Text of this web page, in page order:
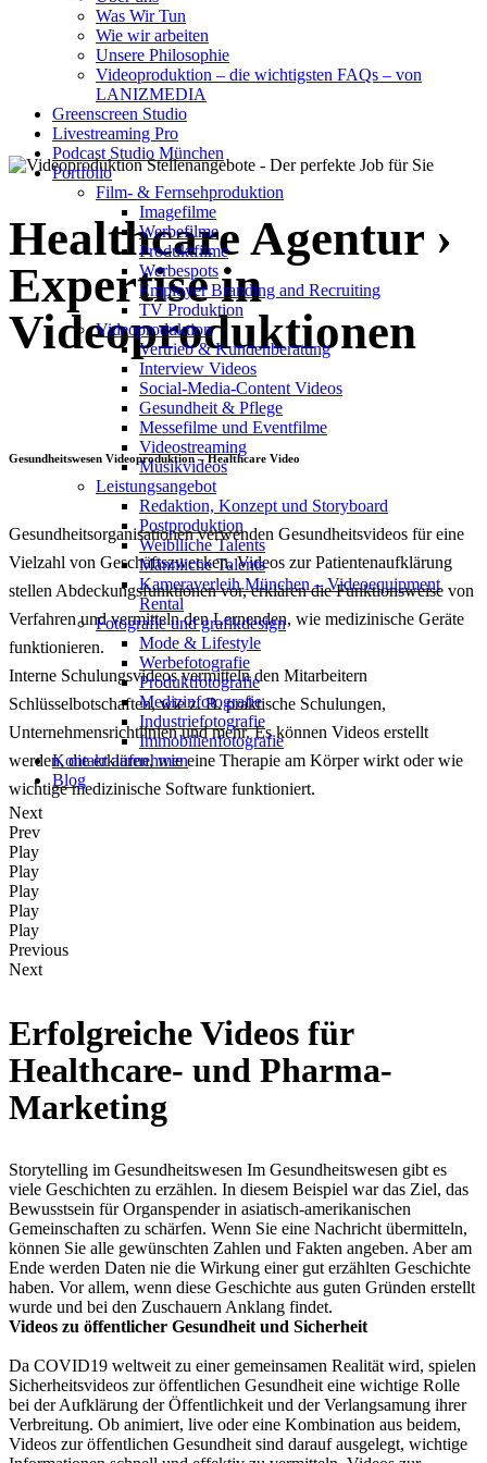
Was Wir Tun
Wie wir arbeiten
Unsere Philosophie
Videoproduktion – die wichtigsten FAQs – von
LANIZMEDIA
Greenscreen Studio
Livestreaming Pro
Podcast Studio München
Portfolio
Film- & Fernsehproduktion
Imagefilme
Werbefilme
Produktfilme
Werbespots
Employer Branding and Recruiting
TV Produktion
Videoproduktion
Vertrieb & Kundenberatung
Interview Videos
Social-Media-Content Videos
Gesundheit & Pflege
Mes­se­filme und Eventfilme
Video­strea­ming
Musikvideos
Leis­tungs­an­ge­bot
Redak­ti­on, Kon­zept und Storyboard
Post­pro­duk­ti­on
Weiblliche Talents
Männliche Talents
Kameraverleih München – Videoequipment
Rental
Fotografie und grafikdesign
Mode & Lifestyle
Werbefotografie
Produktfotografie
Medizinfotografie
Industriefotografie
Immobilienfotografie
Kontakt aufnehmen
Blog
mit Expertise in
Videoproduktionen
Healthcare Agentur ›
Expertise in
Videoproduktionen
Gesundheitswesen Videoproduktion – Healthcare Video
Gesundheitsorganisationen verwenden Gesundheitsvideos für eine
Vielzahl von Geschäftszwecken. Videos zur Patientenaufklärung
stellen Abdeckungsfunktionen vor, erklären die Funktionsweise von
Verfahren und vermitteln den Lernenden, wie medizinische Geräte
funktionieren.
Interne Schulungsvideos vermitteln den Mitarbeitern
Schlüsselbotschaften, wie z. B. praktische Schulungen,
Unternehmensrichtlinien und mehr. Es können Videos erstellt
werden, die erklären, wie eine Therapie am Körper wirkt oder wie
wichtige medizinische Software funktioniert.
Next
Prev
Play
Play
Play
Play
Play
Previous
Next
Erfolgreiche Videos für
Healthcare- und Pharma-
Marketing
Storytelling im Gesundheitswesen Im Gesundheitswesen gibt es
viele Geschichten zu erzählen. In diesem Beispiel war das Ziel, das
Bewusstsein für Organspender in asiatisch-amerikanischen
Gemeinschaften zu schärfen. Wenn Sie eine Nachricht übermitteln,
können Sie alle gewünschten Zahlen und Fakten angeben. Aber am
Ende werden Daten nie die Wirkung einer gut erzählten Geschichte
haben. Vor allem, wenn diese Geschichte aus guten Gründen erstellt
wurde und bei den Zuschauern Anklang findet.
Videos zu öffentlicher Gesundheit und Sicherheit
Da COVID19 weltweit zu einer gemeinsamen Realität wird, spielen
Sicherheitsvideos zur öffentlichen Gesundheit eine wichtige Rolle
bei der Aufklärung der Öffentlichkeit und der Verlangsamung ihrer
Verbreitung. Ob animiert, live oder eine Kombination aus beidem,
Videos zur öffentlichen Gesundheit sind darauf ausgelegt, wichtige